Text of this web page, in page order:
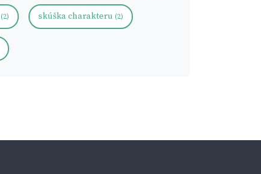
(2) skúška charakteru (2)